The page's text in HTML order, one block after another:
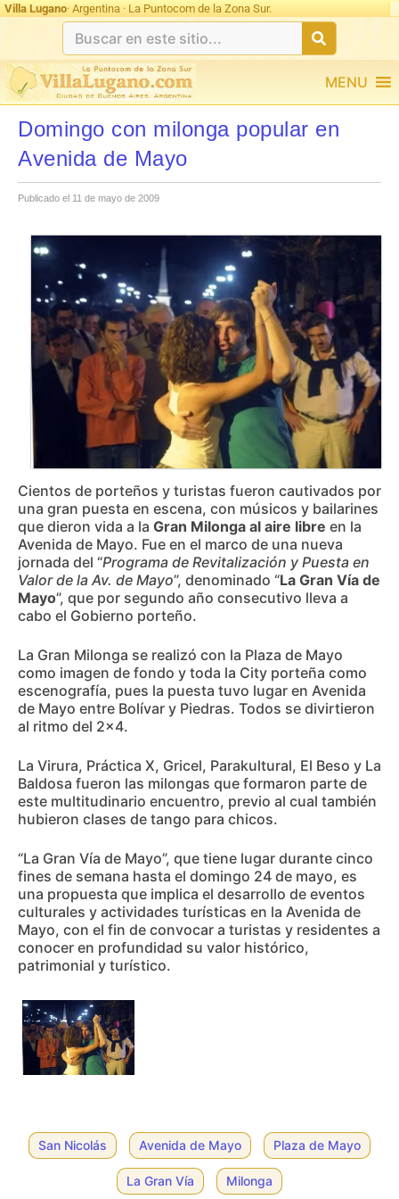
Villa Lugano· Argentina · La Puntocom de la Zona Sur.
MENU
Domingo con milonga popular en
Avenida de Mayo
Publicado el 11 de mayo de 2009
Cientos de porteños y turistas fueron cautivados por
una gran puesta en escena, con músicos y bailarines
que dieron vida a la Gran Milonga al aire libre en la
Avenida de Mayo. Fue en el marco de una nueva
jornada del “Programa de Revitalización y Puesta en
Valor de la Av. de Mayo”, denominado “La Gran Vía de
Mayo”, que por segundo año consecutivo lleva a
cabo el Gobierno porteño.
La Gran Milonga se realizó con la Plaza de Mayo
como imagen de fondo y toda la City porteña como
escenografía, pues la puesta tuvo lugar en Avenida
de Mayo entre Bolívar y Piedras. Todos se divirtieron
al ritmo del 2×4.
La Virura, Práctica X, Gricel, Parakultural, El Beso y La
Baldosa fueron las milongas que formaron parte de
este multitudinario encuentro, previo al cual también
hubieron clases de tango para chicos.
“La Gran Vía de Mayo”, que tiene lugar durante cinco
fines de semana hasta el domingo 24 de mayo, es
una propuesta que implica el desarrollo de eventos
culturales y actividades turísticas en la Avenida de
Mayo, con el fin de convocar a turistas y residentes a
conocer en profundidad su valor histórico,
patrimonial y turístico.
San Nicolás Avenida de Mayo Plaza de Mayo
La Gran Vía Milonga